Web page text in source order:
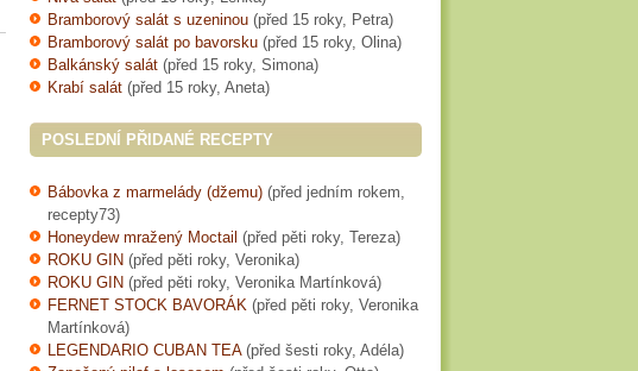
Bramborový salát s uzeninou (před 15 roky, Petra)
Bramborový salát po bavorsku (před 15 roky, Olina)
Balkánský salát (před 15 roky, Simona)
Krabí salát (před 15 roky, Aneta)
POSLEDNÍ PŘIDANÉ RECEPTY
Bábovka z marmelády (džemu) (před jedním rokem,
recepty73)
Honeydew mražený Moctail (před pěti roky, Tereza)
ROKU GIN (před pěti roky, Veronika)
ROKU GIN (před pěti roky, Veronika Martínková)
FERNET STOCK BAVORÁK (před pěti roky, Veronika
Martínková)
LEGENDARIO CUBAN TEA(před šesti roky, Adéla)